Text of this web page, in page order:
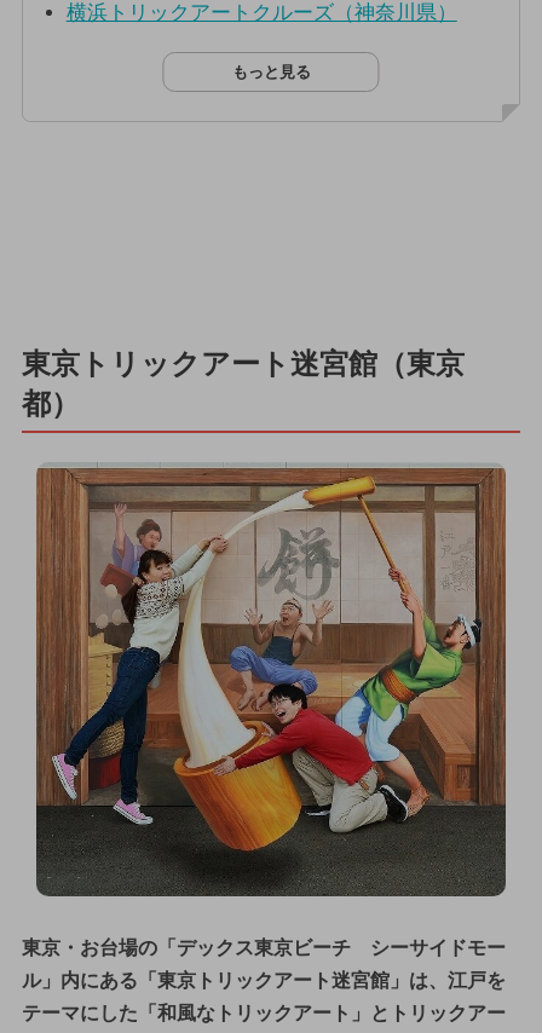
横浜トリックアートクルーズ（神奈川県）
もっと見る
東京トリックアート迷宮館（東京
都）
東京・お台場の「デックス東京ビーチ シーサイドモー
ル」内にある「東京トリックアート迷宮館」は、江戸を
テーマにした「和風なトリックアート」とトリックアー